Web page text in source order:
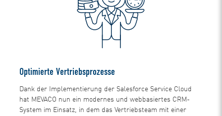
Optimierte Vertriebsprozesse
Dank der Implementierung der Salesforce Service Cloud
hat MEVACO nun ein modernes und webbasiertes CRM-
System im Einsatz, in dem das Vertriebsteam mit einer